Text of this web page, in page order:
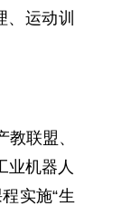
、运动训
联盟、
业机器人
实施“生